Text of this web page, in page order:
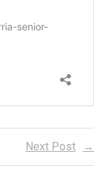
Next Post